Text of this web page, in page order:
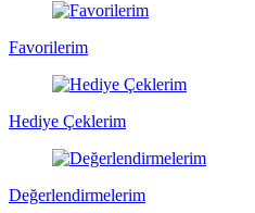
Favorilerim
Hediye Çeklerim
Değerlendirmelerim